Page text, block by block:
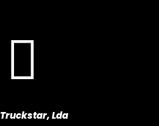
Truckstar, Lda